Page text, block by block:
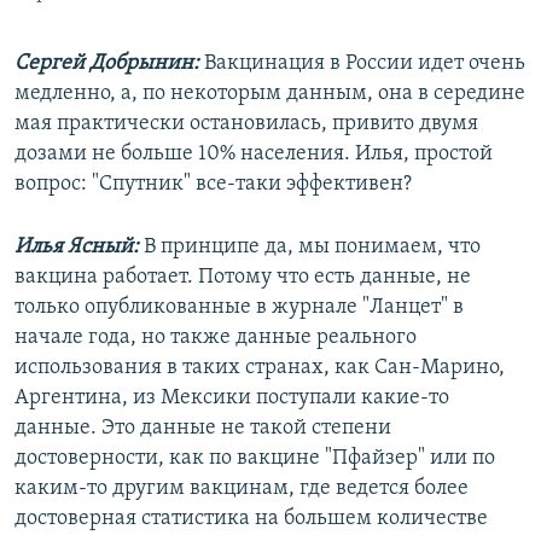
720p 1080p
720p
1080p
Сергей Добрынин:Вакцинация в России идет очень
медленно, а, по некоторым данным, она в середине
мая практически остановилась, привито двумя
дозами не больше 10% населения. Илья, простой
вопрос: "Спутник" все-таки эффективен?
Илья Ясный:В принципе да, мы понимаем, что
вакцина работает. Потому что есть данные, не
только опубликованные в журнале "Ланцет" в
начале года, но также данные реального
использования в таких странах, как Сан-Марино,
Аргентина, из Мексики поступали какие-то
данные. Это данные не такой степени
достоверности, как по вакцине "Пфайзер" или по
каким-то другим вакцинам, где ведется более
достоверная статистика на большем количестве